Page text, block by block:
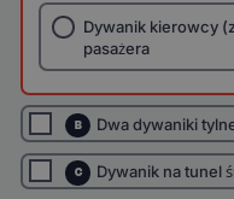
Dywanik kierowcy
pasażera
B Dwa dywaniki
C Dywanik na tunel